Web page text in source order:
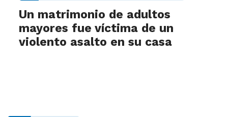
Un matrimonio de adultos
mayores fue víctima de un
violento asalto en su casa